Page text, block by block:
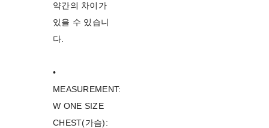
약간의 차이가
있을 수 있습니
다.
•
MEASUREMENT:
W ONE SIZE
CHEST(가슴):